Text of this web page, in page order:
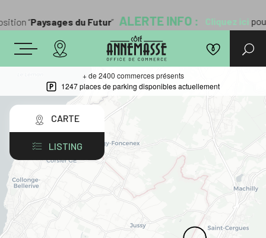
“Paysages du Futur” ALERTE INFO : Cliquez icipour
CARTE
LISTING
+ de 2400 commerces présents
1247 places de parking disponibles actuellement